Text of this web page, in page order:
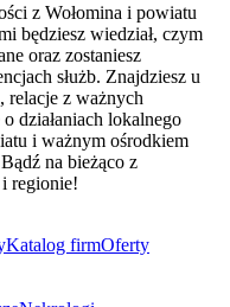
z Wołomina i powiatu
będziesz wiedział, czym
oraz zostaniesz
służb. Znajdziesz u
relacje z ważnych
działaniach lokalnego
i ważnym ośrodkiem
na bieżąco z
regionie!
Katalog firmOferty